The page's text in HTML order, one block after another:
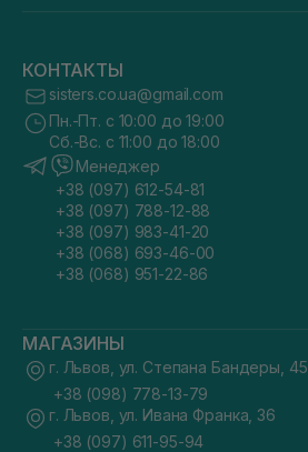
КОНТАКТЫ
sisters.co.ua@gmail.com
Пн.-Пт. с 10:00 до 19:00
Сб.-Вс. с 11:00 до 18:00
Менеджер
+38 (097) 612-54-81
+38 (097) 788-12-88
+38 (097) 983-41-20
+38 (068) 693-46-00
+38 (068) 951-22-86
МАГАЗИНЫ
г. Львов, ул. Степана Бандеры, 45
+38 (098) 778-13-79
г. Львов, ул. Ивана Франка, 36
+38 (097) 611-95-94